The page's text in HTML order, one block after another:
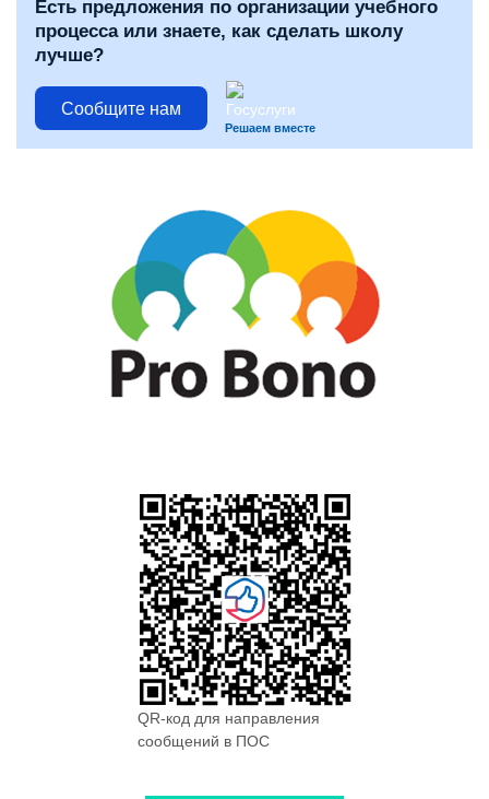
Есть предложения по организации учебного
процесса или знаете, как сделать школу
лучше?
Сообщите нам
Решаем вместе
QR-код для направления
сообщений в ПОС